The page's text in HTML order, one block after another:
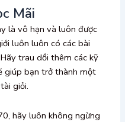
Mãi
là vô hạn và luôn được
luôn luôn có các bài
trau dồi thêm các kỹ
giúp bạn trở thành một
giỏi.
hãy luôn không ngừng